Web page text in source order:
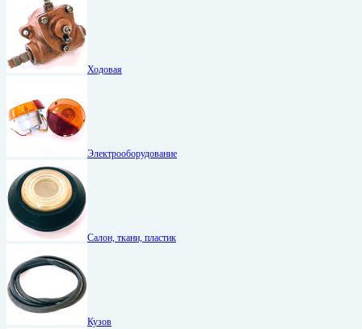
Ходовая
Электрооборудование
Салон, ткани, пластик
Кузов